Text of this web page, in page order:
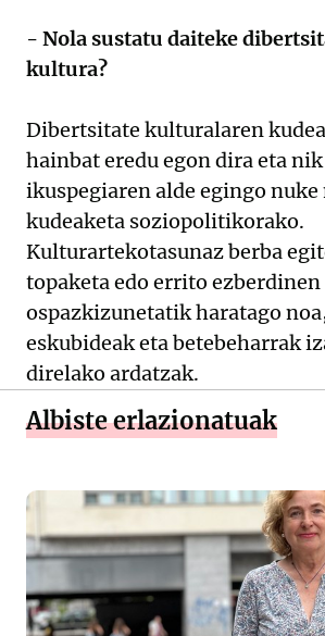
- Nola sustatu daiteke
kultura?
Dibertsitate kulturalaren
hainbat eredu egon dira eta
ikuspegiaren alde egingo
kudeaketa soziopolitikorako.
Kulturartekotasunaz berba
topaketa edo errito ezberdinen
ospazkizunetatik haratago
eskubideak eta betebeharrak
direlako ardatzak.
Albiste erlazionatuak